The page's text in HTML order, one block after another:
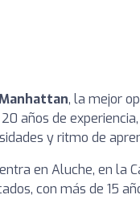
, la mejor
años de
y ritmo de
en Aluche, en la
con más de 15